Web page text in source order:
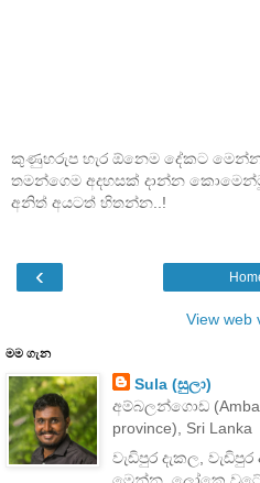
කුණුහරුප හැර ඕනෙම දේකට
තමන්ගෙම අදහසක් දාන්න
අනිත් අයටත් හිතන්න..!
‹
View web
මම ගැන
Sula (සුලා)
අම්බලන්ගොඩ
province), Sri Lanka
වැඩිපුර දැකල,
මෙන්න. ලෝකෙ